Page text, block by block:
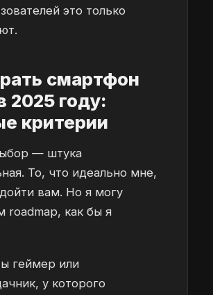
это только
смартфон
2025 году:
критерии
— штука
То, что идеально мне,
вам. Но я могу
roadmap, как бы я
геймер или
у которого